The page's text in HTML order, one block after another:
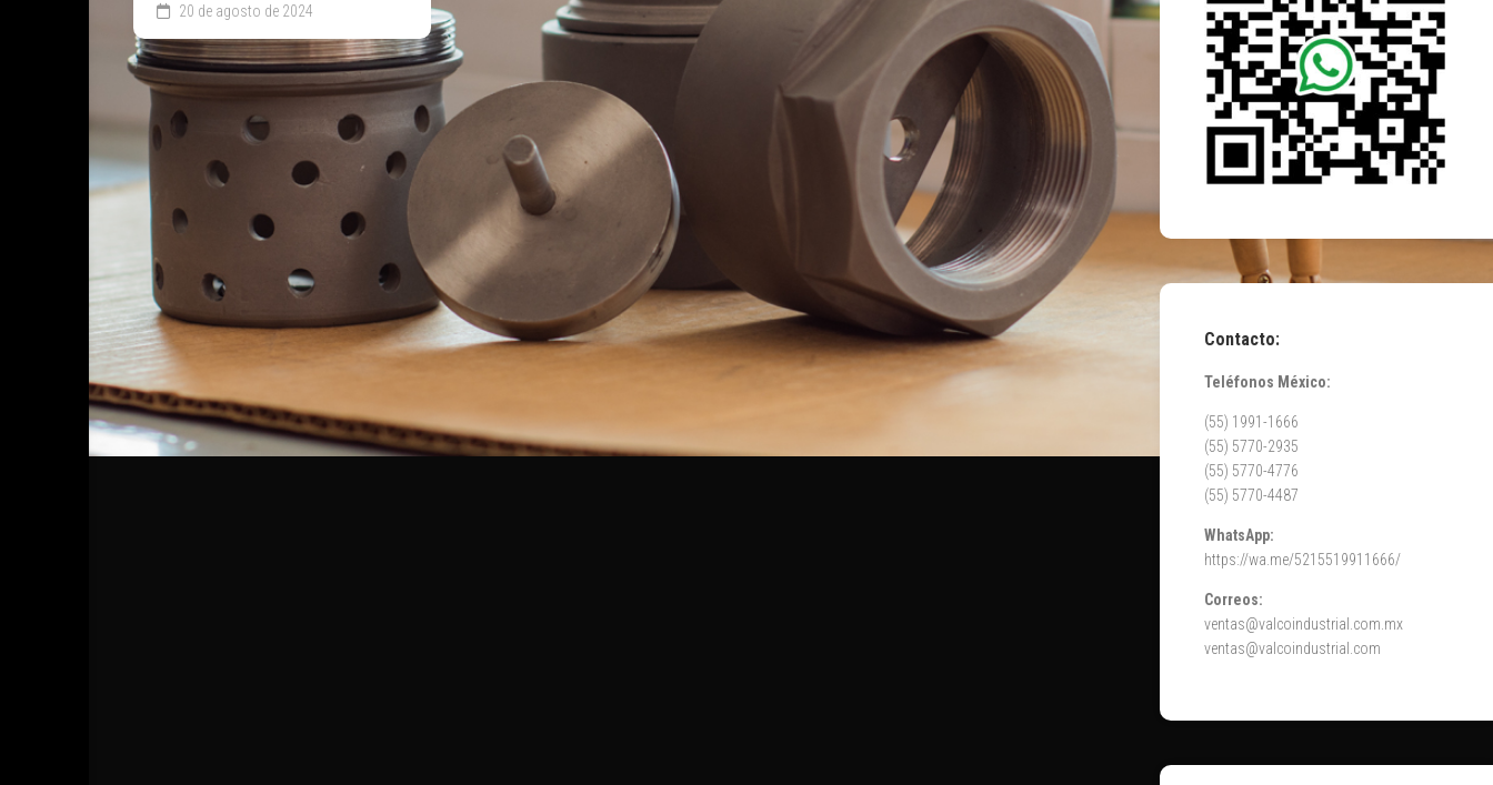
20 de agosto de 2024
Contacto:
Teléfonos México:
(55) 1991-1666
(55) 5770-2935
(55) 5770-4776
(55) 5770-4487
WhatsApp:
https://wa.me/5215519911666/
Correos:
ventas@valcoindustrial.com.mx
ventas@valcoindustrial.com